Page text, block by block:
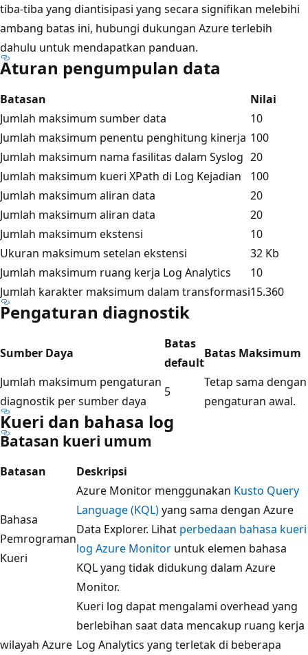
tiba-tiba yang diantisipasi yang secara signifikan melebihi
ambang batas ini, hubungi dukungan Azure terlebih
dahulu untuk mendapatkan panduan.
Aturan pengumpulan data
Batasan
Nilai
Jumlah maksimum sumber data
10
Jumlah maksimum penentu penghitung kinerja 100
Jumlah maksimum nama fasilitas dalam Syslog 20
Jumlah maksimum kueri XPath di Log Kejadian
100
Jumlah maksimum aliran data
20
Jumlah maksimum aliran data
20
Jumlah maksimum ekstensi
10
Ukuran maksimum setelan ekstensi
32 Kb
Jumlah maksimum ruang kerja Log Analytics
10
Jumlah karakter maksimum dalam transformasi15.360
Pengaturan diagnostik
Sumber Daya
Batas
default
Batas Maksimum
Jumlah maksimum pengaturan
diagnostik per sumber daya
5
Tetap sama dengan
pengaturan awal.
Kueri dan bahasa log
Batasan kueri umum
Batasan Deskripsi
Bahasa
Pemrograman
Kueri
Azure Monitor menggunakan Kusto Query
Language (KQL)yang sama dengan Azure
Data Explorer. Lihat perbedaan bahasa kueri
log Azure Monitor untuk elemen bahasa
KQL yang tidak didukung dalam Azure
Monitor.
wilayah Azure
Kueri log dapat mengalami overhead yang
berlebihan saat data mencakup ruang kerja
Log Analytics yang terletak di beberapa